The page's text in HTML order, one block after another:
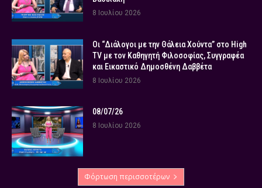
8 Ιουλίου 2026
Οι “Διάλογοι με την Θάλεια Χούντα” στο High
TV με τον Καθηγητή Φιλοσοφίας, Συγγραφέα
και Εικαστικό Δημοσθένη Δαββέτα
8 Ιουλίου 2026
08/07/26
8 Ιουλίου 2026
Φόρτωση περισσοτέρων